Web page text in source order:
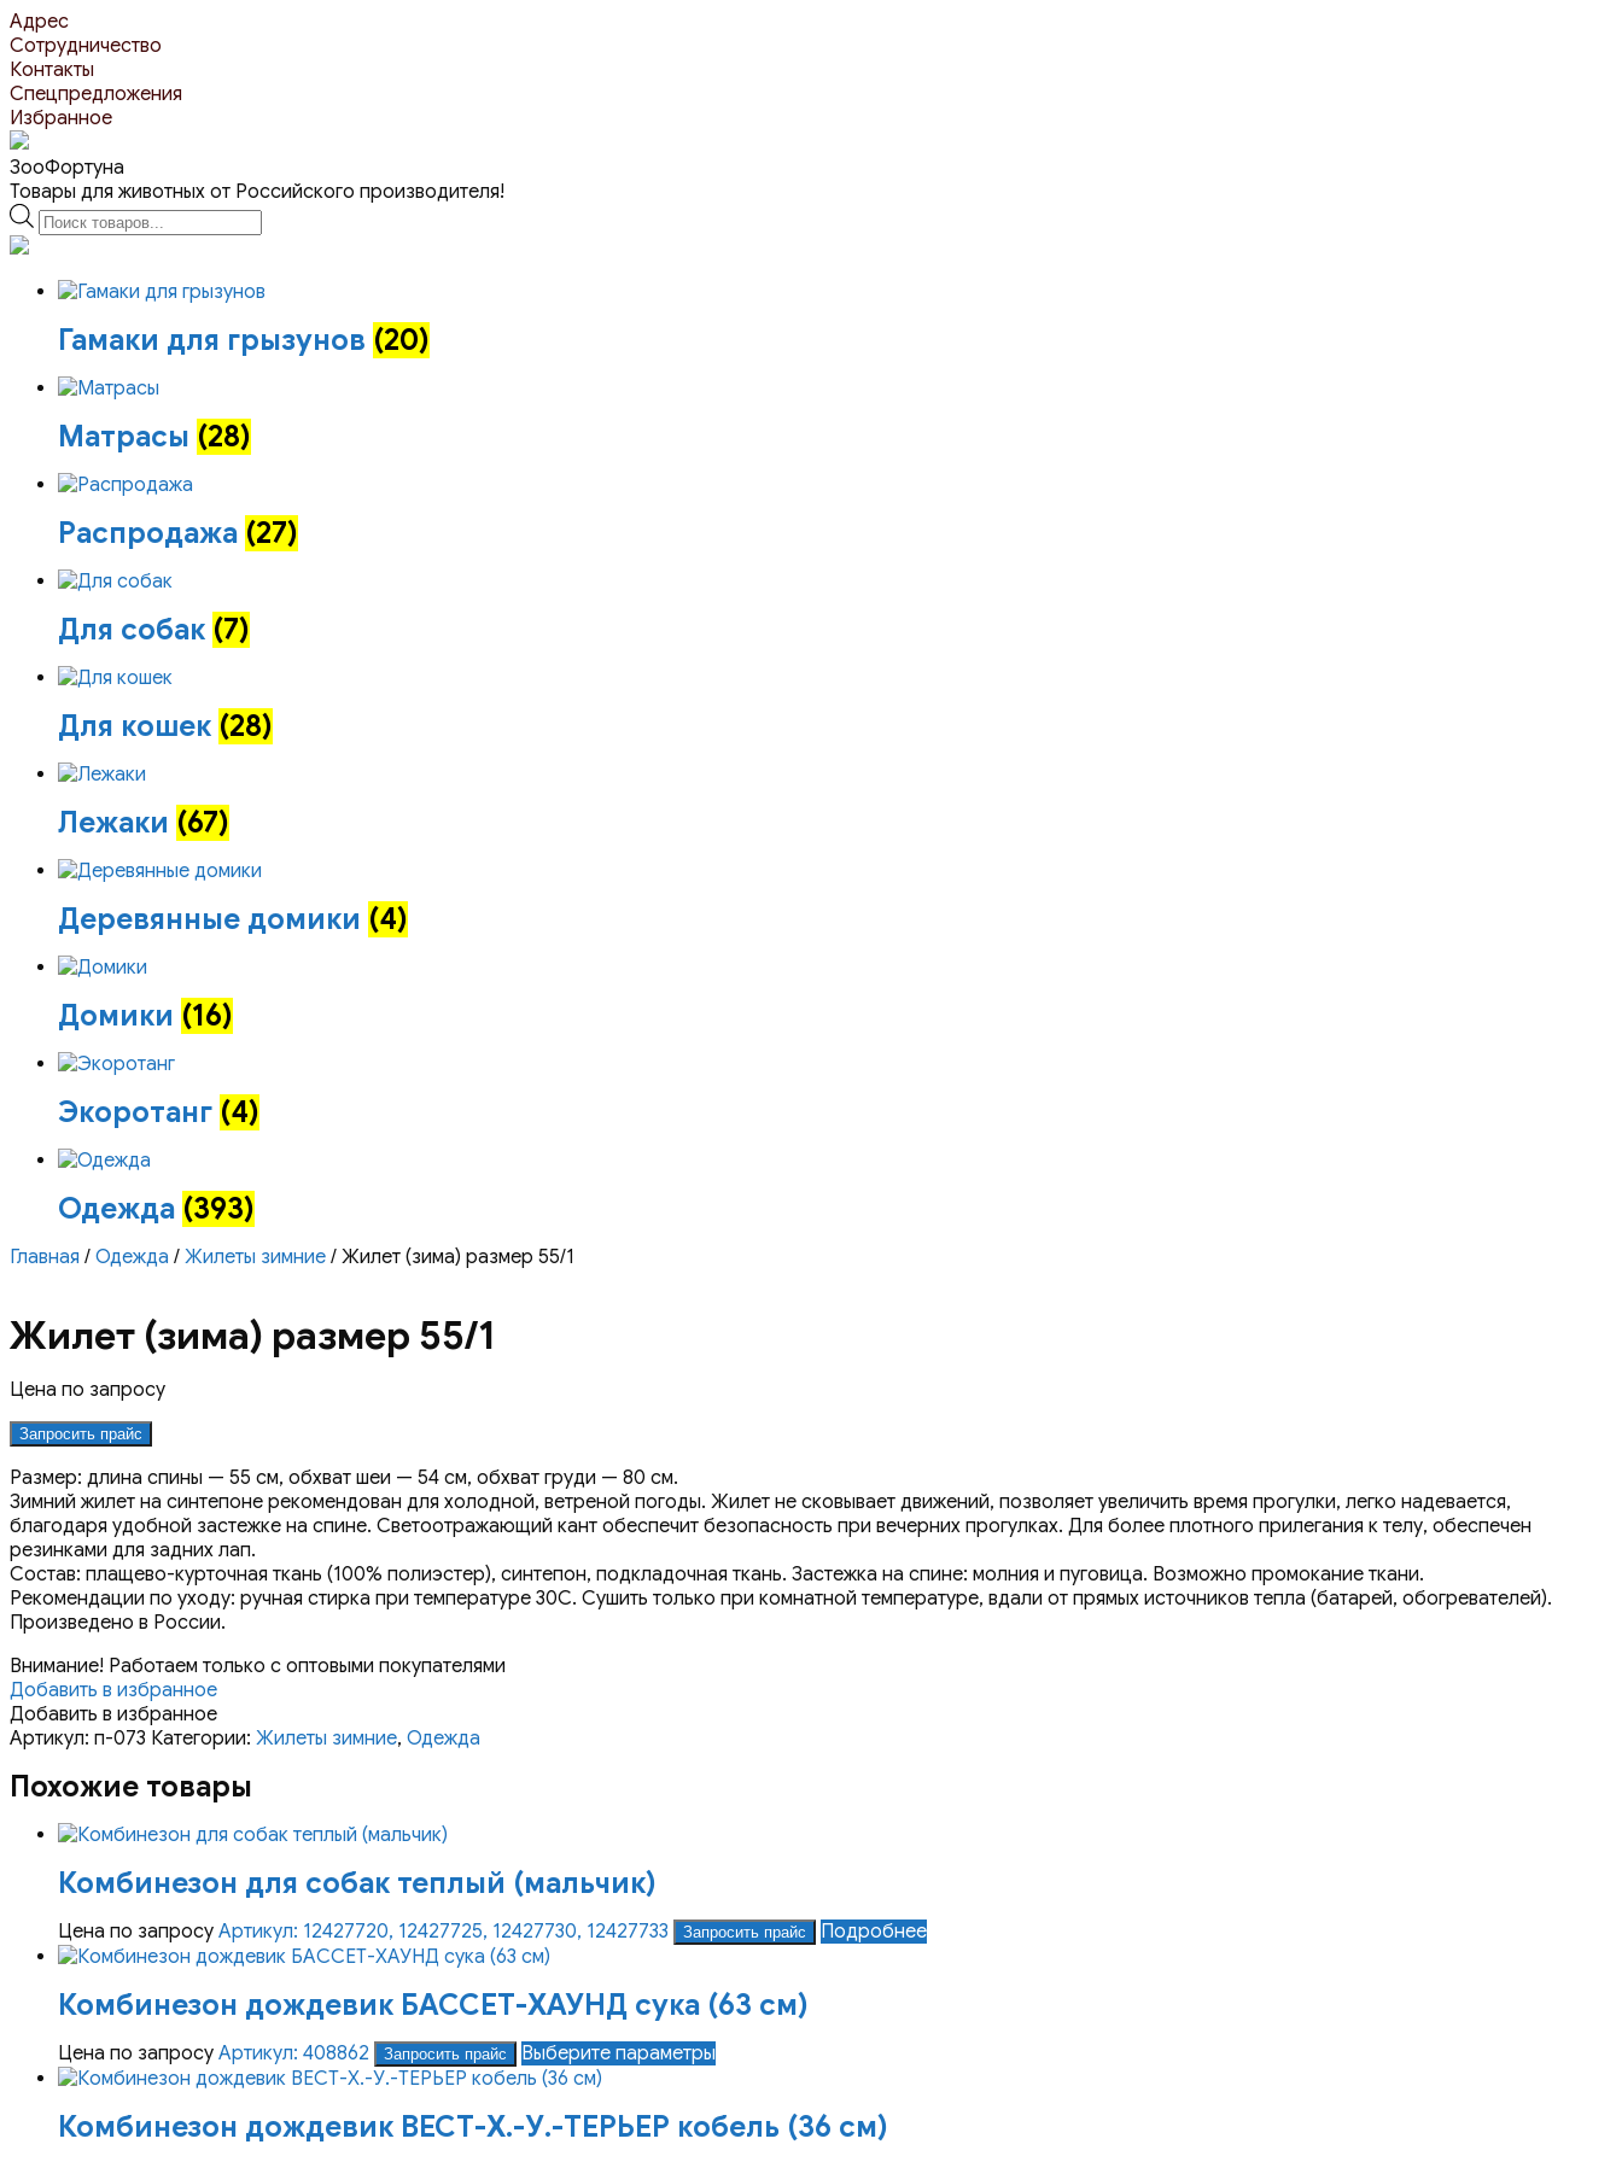
Перейти
к
контенту
Адрес
Сотрудничество
Контакты
Спецпредложения
Избранное
ЗооФортуна
Товары для животных от Российского производителя!
Поиск
товаров
Гамаки для грызунов (20)
Матрасы (28)
Распродажа (27)
Для собак (7)
Для кошек (28)
Лежаки (67)
Деревянные домики (4)
Домики (16)
Экоротанг (4)
Одежда (393)
Главная / Одежда / Жилеты зимние / Жилет (зима) размер 55/1
Жилет (зима) размер 55/1
Цена по запросу
Запросить прайс
Размер: длина спины — 55 см, обхват шеи — 54 см, обхват груди — 80 см.
Зимний жилет на синтепоне рекомендован для холодной, ветреной погоды. Жилет не сковывает движений, позволяет увеличить время прогулки, легко надевается,
благодаря удобной застежке на спине. Светоотражающий кант обеспечит безопасность при вечерних прогулках. Для более плотного прилегания к телу, обеспечен
резинками для задних лап.
Состав: плащево-курточная ткань (100% полиэстер), синтепон, подкладочная ткань. Застежка на спине: молния и пуговица. Возможно промокание ткани.
Рекомендации по уходу: ручная стирка при температуре 30С. Сушить только при комнатной температуре, вдали от прямых источников тепла (батарей, обогревателей).
Произведено в России.
Внимание! Работаем только с оптовыми покупателями
Добавить в избранное
Добавить в избранное
Артикул: п-073 Категории: Жилеты зимние, Одежда
Похожие товары
Комбинезон для собак теплый (мальчик)
Цена по запросу Артикул: 12427720, 12427725, 12427730, 12427733 Запросить прайс Подробнее
Комбинезон дождевик БАССЕТ-ХАУНД сука (63 см)
Цена по запросу Артикул: 408862 Запросить прайс Выберите параметры
несколько
вариаций.
Комбинезон дождевик ВЕСТ-Х.-У.-ТЕРЬЕР кобель (36 см)